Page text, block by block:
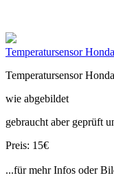
Temperatursensor
Temperatursensor
wie abgebildet
gebraucht aber geprüft
Preis: 15€
...für mehr Infos oder